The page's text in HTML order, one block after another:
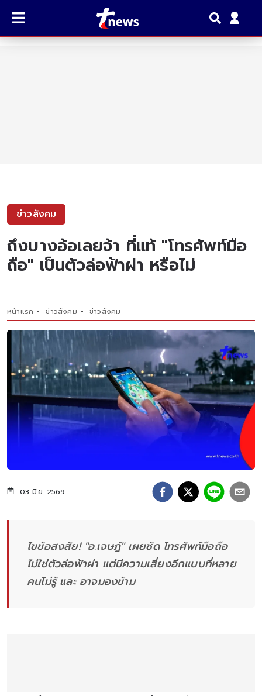
ข่าวสังคม
ถึงบางอ้อเลยจ้า ที่แท้ "โทรศัพท์มือ
ถือ" เป็นตัวล่อฟ้าผ่า หรือไม่
หน้าแรก ข่าวสังคม ข่าวสังคม
03 มิ.ย. 2569
ไขข้อสงสัย! "อ.เจษฎ์" เผยชัด โทรศัพท์มือถือ
ไม่ใช่ตัวล่อฟ้าผ่า แต่มีความเสี่ยงอีกแบบที่หลาย
คนไม่รู้ และ อาจมองข้าม